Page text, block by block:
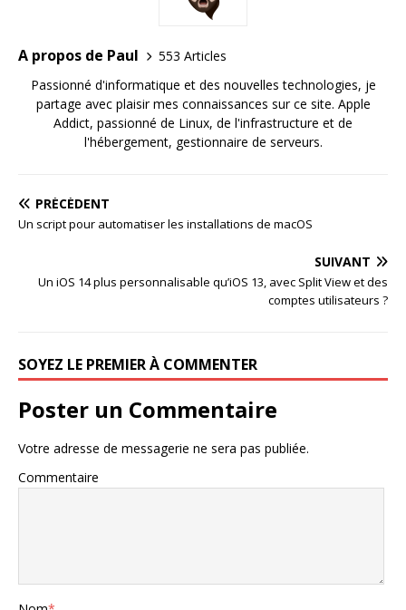
A propos de Paul
553 Articles
Passionné d'informatique et des nouvelles technologies, je
partage avec plaisir mes connaissances sur ce site. Apple
Addict, passionné de Linux, de l'infrastructure et de
l'hébergement, gestionnaire de serveurs.
PRÉCÉDENT
Un script pour automatiser les installations de macOS
SUIVANT
Un iOS 14 plus personnalisable qu’iOS 13, avec Split View et des
comptes utilisateurs ?
SOYEZ LE PREMIER À COMMENTER
Poster un Commentaire
Votre adresse de messagerie ne sera pas publiée.
Commentaire